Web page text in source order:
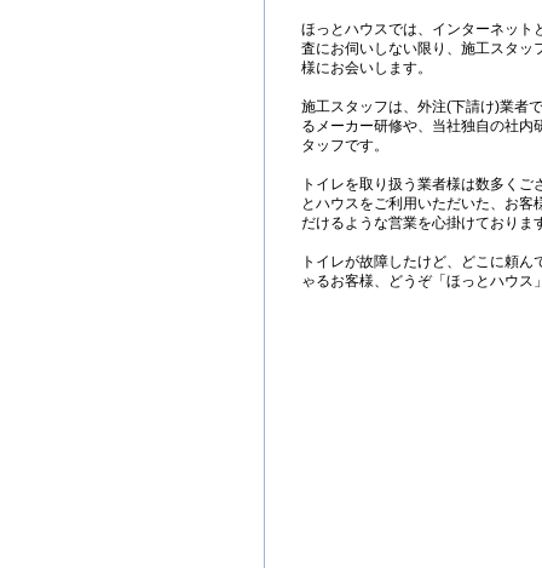
ほっとハウスでは、インターネット
査にお伺いしない限り、施工スタッ
様にお会いします。
施工スタッフは、外注(下請け)業者
るメーカー研修や、当社独自の社内
タッフです。
トイレを取り扱う業者様は数多く
とハウスをご利用いただいた、お客
だけるような営業を心掛けておりま
トイレが故障したけど、どこに頼
ゃるお客様、どうぞ「ほっとハウス